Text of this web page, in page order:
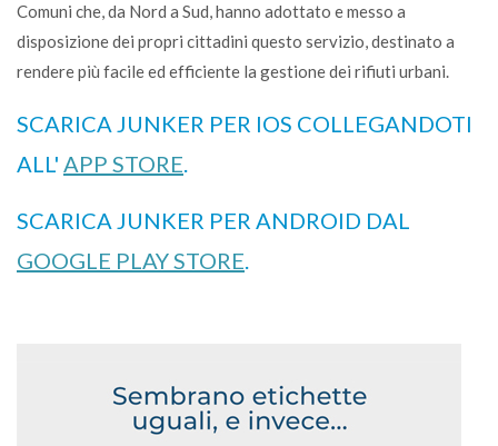
Comuni che, da Nord a Sud, hanno adottato e messo a
disposizione dei propri cittadini questo servizio, destinato a
rendere più facile ed efficiente la gestione dei rifiuti urbani.
SCARICA JUNKER PER IOS COLLEGANDOTI
ALL' APP STORE.
SCARICA JUNKER PER ANDROID DAL
GOOGLE PLAY STORE.